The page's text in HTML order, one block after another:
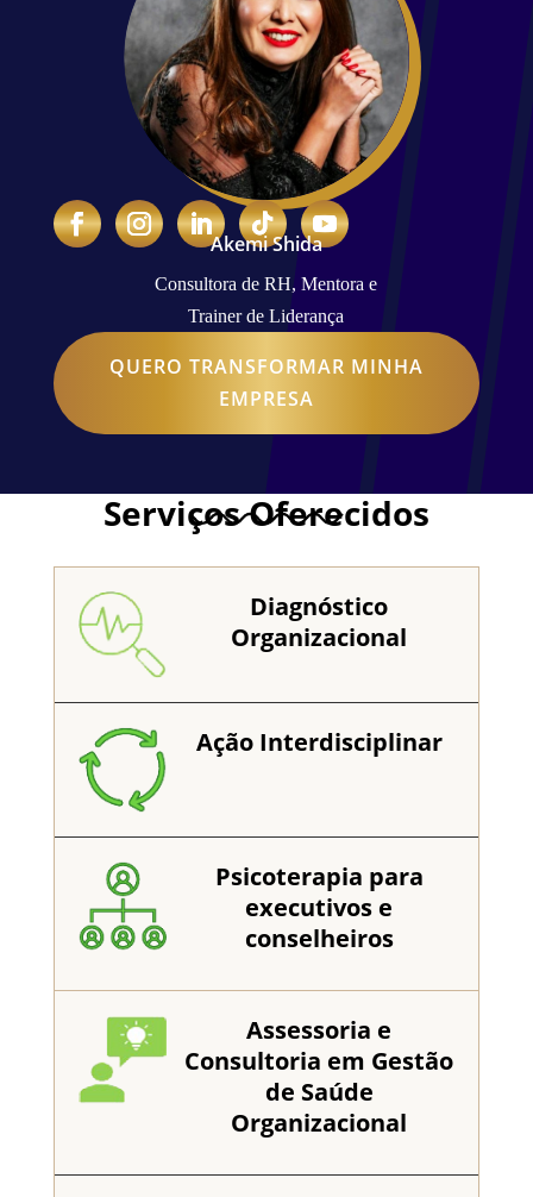
Akemi Shida
Consultora de RH, Mentora e
Trainer de Liderança
QUERO TRANSFORMAR MINHA
EMPRESA
Serviços Oferecidos
Diagnóstico
Organizacional
Ação Interdisciplinar
Psicoterapia para
executivos e
conselheiros
Assessoria e
Consultoria em Gestão
de Saúde
Organizacional